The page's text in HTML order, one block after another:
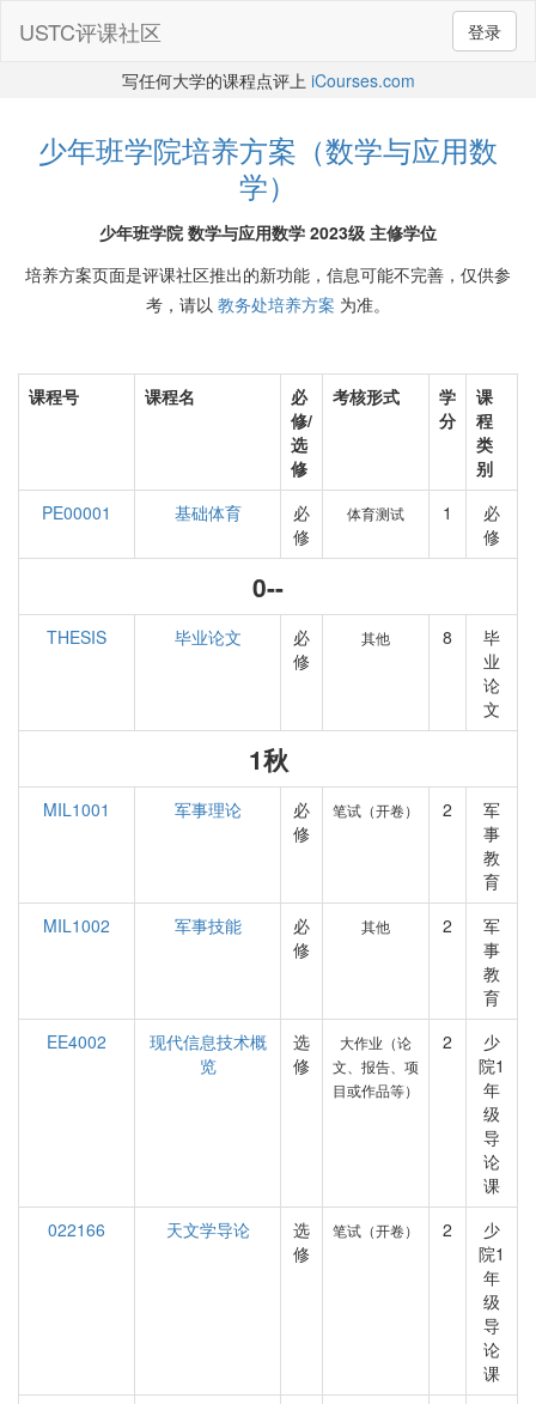
登录
USTC评课社区
写任何大学的课程点评上 iCourses.com
少年班学院培养方案（数学与应用数
学）
少年班学院 数学与应用数学 2023级 主修学位
培养方案页面是评课社区推出的新功能，信息可能不完善，仅供参
考，请以 教务处培养方案 为准。
课程号 课程名
必
修/
选
修
考核形式
学
分
课
程
类
别
PE00001
基础体育
必
修
体育测试 1
必
修
0--
THESIS 毕业论文
必
修
其他 8
毕
业
论
文
1秋
MIL1001 军事理论
必
修
笔试（开卷） 2
军
事
教
育
MIL1002
军事技能
必
修
其他 2
军
事
教
育
EE4002
现代信息技术概
览
选
修
大作业（论
文、报告、项
目或作品等）
2
少
院1
年
级
导
论
课
022166
天文学导论
选
修
笔试（开卷） 2
少
院1
年
级
导
论
课